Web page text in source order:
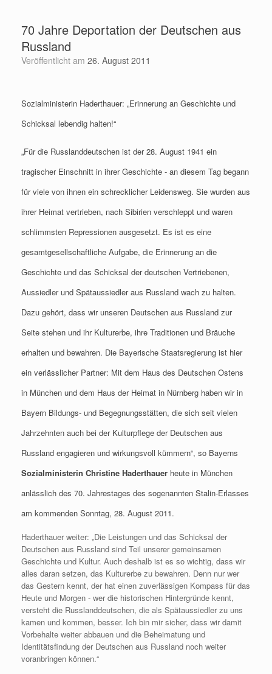
springen70 Jahre Deportation der Deutschen aus
Russland
Veröffentlicht am 26. August 2011
Sozialministerin Haderthauer: „Erinnerung an Geschichte und
Schicksal lebendig halten!“
„Für die Russlanddeutschen ist der 28. August 1941 ein
tragischer Einschnitt in ihrer Geschichte ‑ an diesem Tag begann
für viele von ihnen ein schrecklicher Leidensweg. Sie wurden aus
ihrer Heimat vertrieben, nach Sibirien verschleppt und waren
schlimmsten Repressionen ausgesetzt. Es ist es eine
gesamtgesellschaftliche Aufgabe, die Erinnerung an die
Geschichte und das Schicksal der deutschen Vertriebenen,
Aussiedler und Spätaussiedler aus Russland wach zu halten.
Dazu gehört, dass wir unseren Deutschen aus Russland zur
Seite stehen und ihr Kulturerbe, ihre Traditionen und Bräuche
erhalten und bewahren. Die Bayerische Staatsregierung ist hier
ein verlässlicher Partner: Mit dem Haus des Deutschen Ostens
in München und dem Haus der Heimat in Nürnberg haben wir in
Bayern Bildungs- und Begegnungsstätten, die sich seit vielen
Jahrzehnten auch bei der Kulturpflege der Deutschen aus
Russland engagieren und wirkungsvoll kümmern“, so Bayerns
Sozialministerin Christine Haderthauer heute in München
anlässlich des 70. Jahrestages des sogenannten Stalin-Erlasses
am kommenden Sonntag, 28. August 2011.
Haderthauer weiter: „Die Leistungen und das Schicksal der
Deutschen aus Russland sind Teil unserer gemeinsamen
Geschichte und Kultur. Auch deshalb ist es so wichtig, dass wir
alles daran setzen, das Kulturerbe zu bewahren. Denn nur wer
das Gestern kennt, der hat einen zuverlässigen Kompass für das
Heute und Morgen ‑ wer die historischen Hintergründe kennt,
versteht die Russlanddeutschen, die als Spätaussiedler zu uns
kamen und kommen, besser. Ich bin mir sicher, dass wir damit
Vorbehalte weiter abbauen und die Beheimatung und
Identitätsfindung der Deutschen aus Russland noch weiter
voranbringen können.“